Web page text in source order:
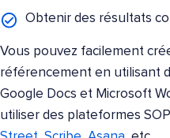
Obtenir des résultats
Vous pouvez facilement
référencement en utilisant
Google Docs et Microsoft
utiliser des plateformes